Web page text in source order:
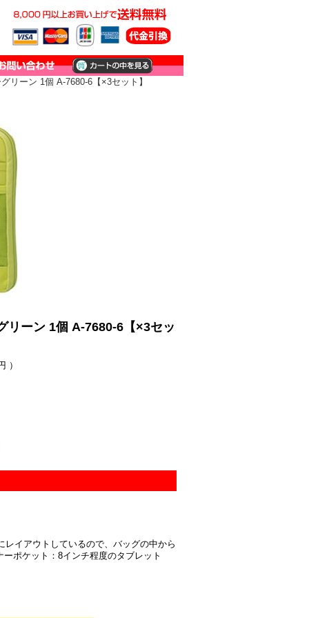
リーン 1個 A-7680-6【×3セット】
リーン 1個 A-7680-6【×3セッ
）
イアウトしているので、バッグの中から
ポケット：8インチ程度のタブレット